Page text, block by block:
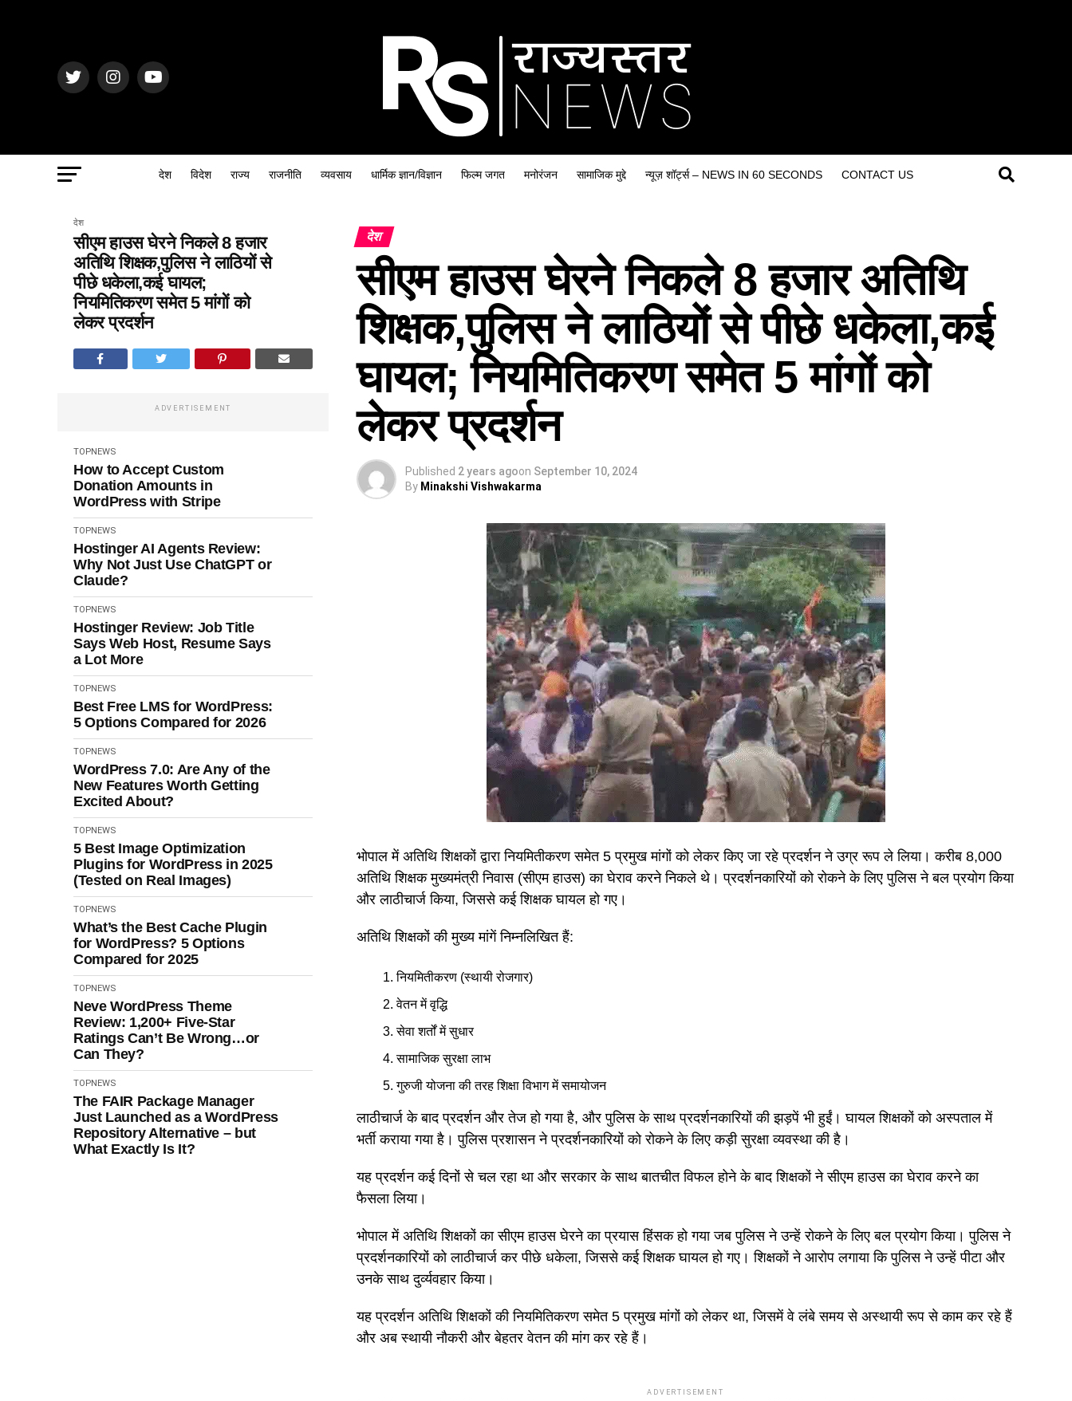
देश विदेश राज्य राजनीति व्यवसाय धार्मिक ज्ञान/विज्ञान फिल्म जगत मनोरंजन सामाजिक मुद्दे न्यूज़ शॉर्ट्स – NEWS IN 60 SECONDS CONTACT US
देश
सीएम हाउस घेरने निकले 8 हजार
अतिथि शिक्षक,पुलिस ने लाठियों से
पीछे धकेला,कई घायल;
नियमितिकरण समेत 5 मांगों को
लेकर प्रदर्शन
ADVERTISEMENT
TOPNEWS
How to Accept Custom
Donation Amounts in
WordPress with Stripe
TOPNEWS
Hostinger AI Agents Review:
Why Not Just Use ChatGPT or
Claude?
TOPNEWS
Hostinger Review: Job Title
Says Web Host, Resume Says
a Lot More
TOPNEWS
Best Free LMS for WordPress:
5 Options Compared for 2026
TOPNEWS
WordPress 7.0: Are Any of the
New Features Worth Getting
Excited About?
TOPNEWS
5 Best Image Optimization
Plugins for WordPress in 2025
(Tested on Real Images)
TOPNEWS
What’s the Best Cache Plugin
for WordPress? 5 Options
Compared for 2025
TOPNEWS
Neve WordPress Theme
Review: 1,200+ Five-Star
Ratings Can’t Be Wrong…or
Can They?
TOPNEWS
The FAIR Package Manager
Just Launched as a WordPress
Repository Alternative – but
What Exactly Is It?
देश
सीएम हाउस घेरने निकले 8 हजार अतिथि
शिक्षक,पुलिस ने लाठियों से पीछे धकेला,कई
घायल; नियमितिकरण समेत 5 मांगों को
लेकर प्रदर्शन
Published 2 years agoon September 10, 2024
By Minakshi Vishwakarma
भोपाल में अतिथि शिक्षकों द्वारा नियमितीकरण समेत 5 प्रमुख मांगों को लेकर किए जा रहे प्रदर्शन ने उग्र रूप ले लिया। करीब 8,000
अतिथि शिक्षक मुख्यमंत्री निवास (सीएम हाउस) का घेराव करने निकले थे। प्रदर्शनकारियों को रोकने के लिए पुलिस ने बल प्रयोग किया
और लाठीचार्ज किया, जिससे कई शिक्षक घायल हो गए।
अतिथि शिक्षकों की मुख्य मांगें निम्नलिखित हैं:
नियमितीकरण (स्थायी रोजगार)
वेतन में वृद्धि
सेवा शर्तों में सुधार
सामाजिक सुरक्षा लाभ
गुरुजी योजना की तरह शिक्षा विभाग में समायोजन
लाठीचार्ज के बाद प्रदर्शन और तेज हो गया है, और पुलिस के साथ प्रदर्शनकारियों की झड़पें भी हुईं। घायल शिक्षकों को अस्पताल में
भर्ती कराया गया है। पुलिस प्रशासन ने प्रदर्शनकारियों को रोकने के लिए कड़ी सुरक्षा व्यवस्था की है।
यह प्रदर्शन कई दिनों से चल रहा था और सरकार के साथ बातचीत विफल होने के बाद शिक्षकों ने सीएम हाउस का घेराव करने का
फैसला लिया।
भोपाल में अतिथि शिक्षकों का सीएम हाउस घेरने का प्रयास हिंसक हो गया जब पुलिस ने उन्हें रोकने के लिए बल प्रयोग किया। पुलिस ने
प्रदर्शनकारियों को लाठीचार्ज कर पीछे धकेला, जिससे कई शिक्षक घायल हो गए। शिक्षकों ने आरोप लगाया कि पुलिस ने उन्हें पीटा और
उनके साथ दुर्व्यवहार किया।
यह प्रदर्शन अतिथि शिक्षकों की नियमितिकरण समेत 5 प्रमुख मांगों को लेकर था, जिसमें वे लंबे समय से अस्थायी रूप से काम कर रहे हैं
और अब स्थायी नौकरी और बेहतर वेतन की मांग कर रहे हैं।
ADVERTISEMENT